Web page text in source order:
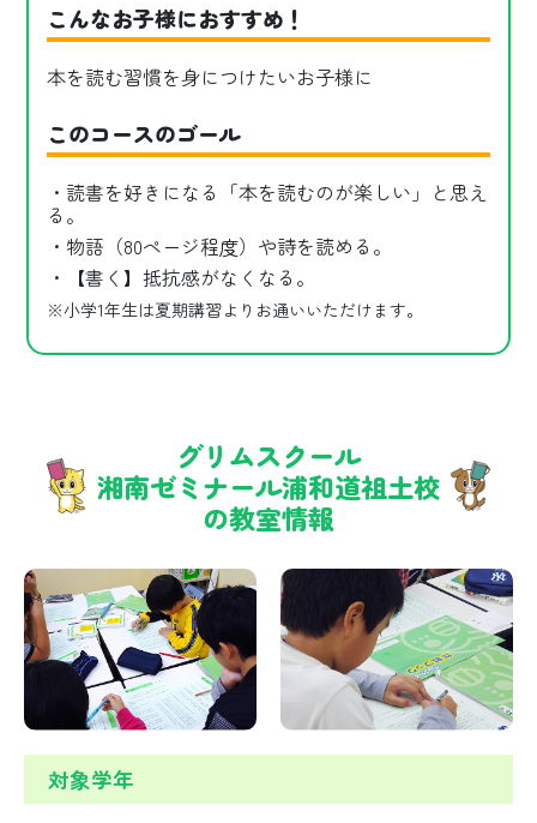
こんなお子様におすすめ！
本を読む習慣を身につけたいお子様に
このコースのゴール
・読書を好きになる「本を読むのが楽しい」と思え
る。
・物語（80ページ程度）や詩を読める。
・【書く】抵抗感がなくなる。
※小学1年生は夏期講習よりお通いいただけます。
グリムスクール
湘南ゼミナール浦和道祖土校
の教室情報
対象学年